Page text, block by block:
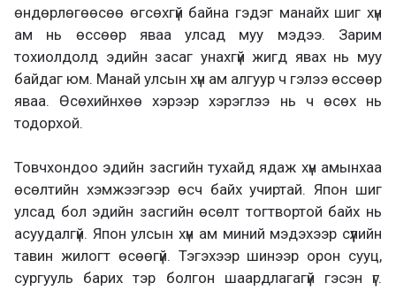
өндөрлөгөөсөө өгсөхгүй байна гэдэг манайх шиг хүн
ам нь өссөөр яваа улсад муу мэдээ. Зарим
тохиолдолд эдийн засаг унахгүй жигд явах нь муу
байдаг юм. Манай улсын хүн ам алгуур ч гэлээ өссөөр
яваа. Өсөхийнхөө хэрээр хэрэглээ нь ч өсөх нь
тодорхой.
Товчхондоо эдийн засгийн тухайд ядаж хүн амынхаа
өсөлтийн хэмжээгээр өсч байх учиртай. Япон шиг
улсад бол эдийн засгийн өсөлт тогтвортой байх нь
асуудалгүй. Япон улсын хүн ам миний мэдэхээр сүүлийн
тавин жилогт өсөөгүй. Тэгэхээр шинээр орон сууц,
сургууль барих тэр болгон шаардлагагүй гэсэн үг.